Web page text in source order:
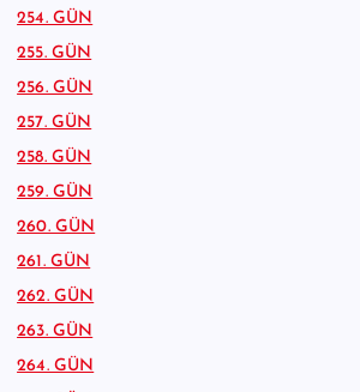
254. GÜN
255. GÜN
256. GÜN
257. GÜN
258. GÜN
259. GÜN
260. GÜN
261. GÜN
262. GÜN
263. GÜN
264. GÜN